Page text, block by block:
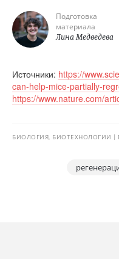
Подготовка
материала
Лина Медведева
Источники: https://
can-help-mice-partially-
https://www.nature.com/
БИОЛОГИЯ, БИОТЕХНОЛОГИИ